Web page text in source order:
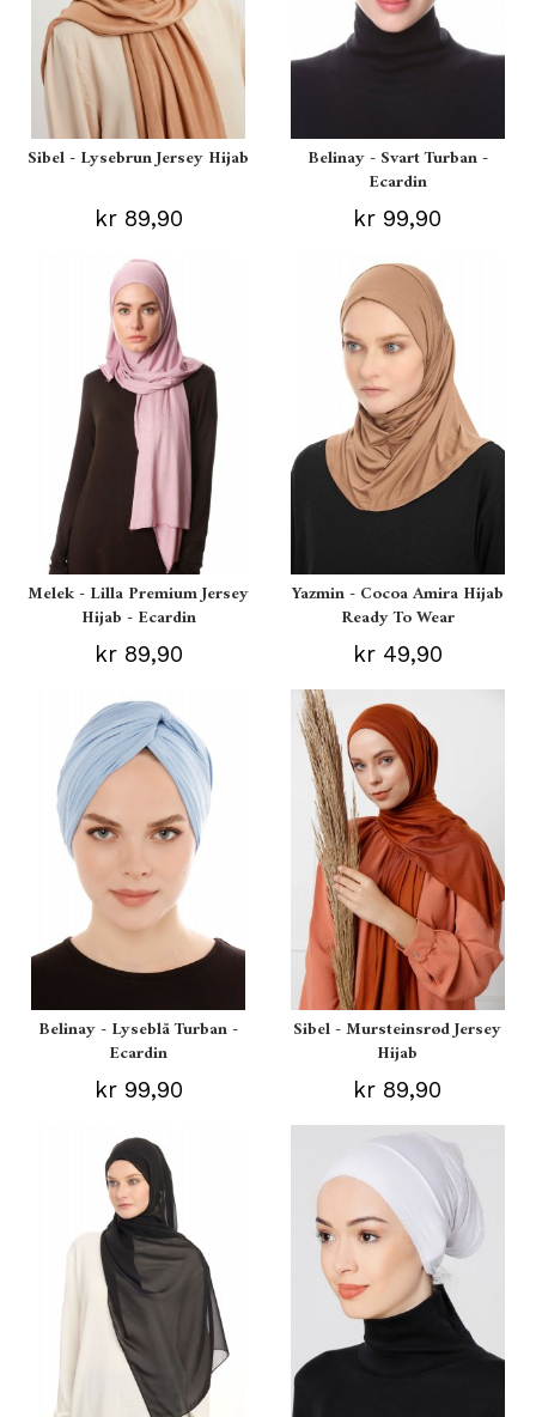
Sibel - Lysebrun Jersey Hijab
kr 89,90
Belinay - Svart Turban -
Ecardin
kr 99,90
Melek - Lilla Premium Jersey
Hijab - Ecardin
kr 89,90
Yazmin - Cocoa Amira Hijab
Ready To Wear
kr 49,90
Belinay - Lyseblå Turban -
Ecardin
kr 99,90
Sibel - Mursteinsrød Jersey
Hijab
kr 89,90